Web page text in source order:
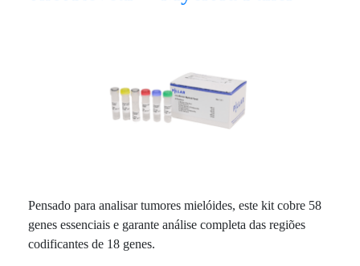
Pensado para analisar tumores mielóides, este kit cobre 58
genes essenciais e garante análise completa das regiões
codificantes de 18 genes.